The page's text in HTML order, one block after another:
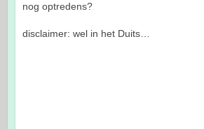
nog optredens?
disclaimer: wel in het Duits…